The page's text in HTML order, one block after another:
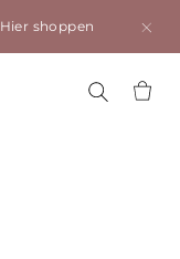
Hier shoppen